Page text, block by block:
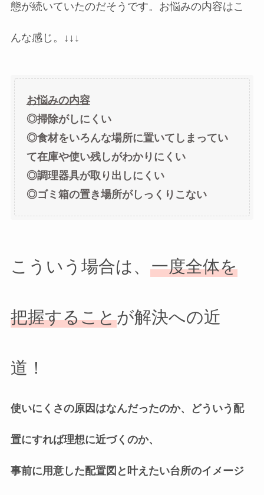
態が続いていたのだそうです。お悩みの内容はこ
んな感じ。↓↓↓
お悩みの内容
◎掃除がしにくい
◎食材をいろんな場所に置いてしまってい
て在庫や使い残しがわかりにくい
◎調理器具が取り出しにくい
◎ゴミ箱の置き場所がしっくりこない
こういう場合は、 一度全体を
把握することが解決への近
道！
使いにくさの原因はなんだったのか、どういう配
置にすれば理想に近づくのか、
事前に用意した配置図と叶えたい台所のイメージ